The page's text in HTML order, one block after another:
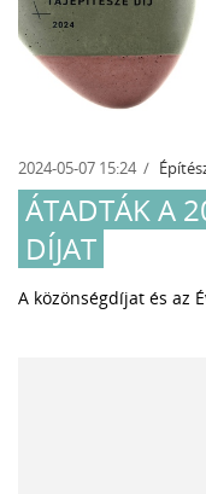
2024-05-07 15:24
ÁTADTÁK A
DÍJAT
A közönségdíjat és az